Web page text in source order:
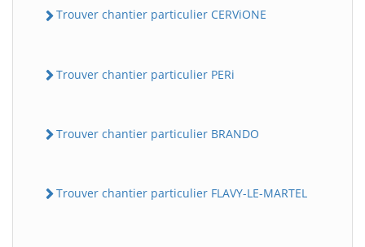
Trouver chantier particulier CERViONE
Trouver chantier particulier PERi
Trouver chantier particulier BRANDO
Trouver chantier particulier FLAVY-LE-MARTEL